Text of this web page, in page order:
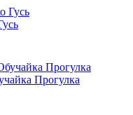
Прогулка